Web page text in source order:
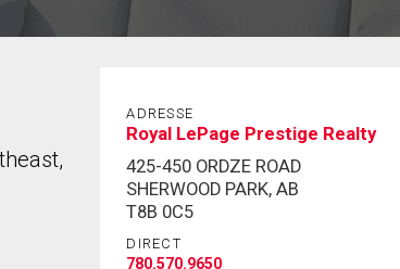
ADRESSE
Royal LePage Prestige Realty
425-450 ORDZE ROAD
SHERWOOD PARK, AB
T8B 0C5
DIRECT
780.570.9650